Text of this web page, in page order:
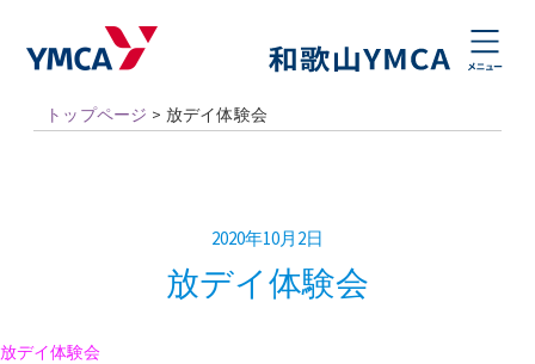
トップページ > 放デイ体験会
2020年10月2日
放デイ体験会
放デイ体験会